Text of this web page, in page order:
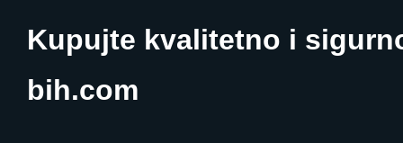
Kupujte kvalitetno i
bih.com